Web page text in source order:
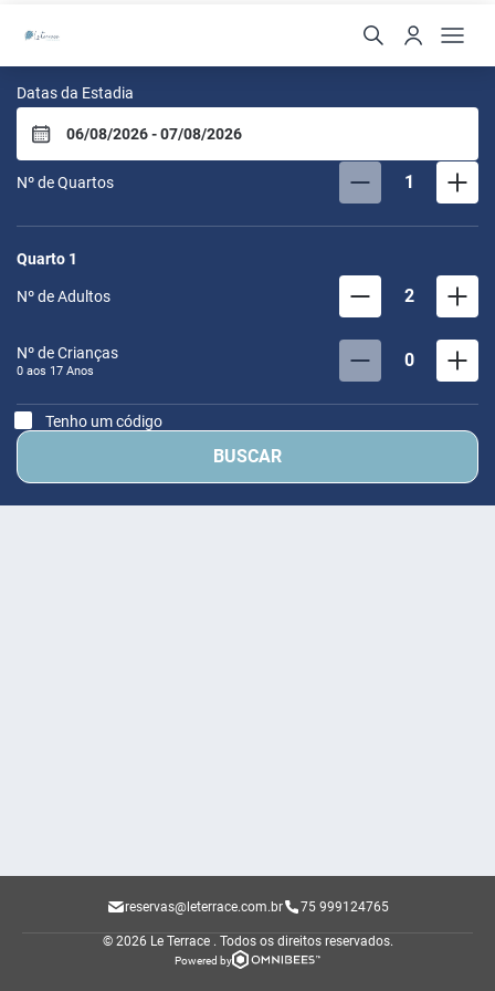
Le Terrace
Datas da Estadia
Nº de Quartos 1
Quarto 1
Nº de Adultos 2
Nº de Crianças
0 aos 17 Anos 0
Tenho um código
BUSCAR
reservas@leterrace.com.br 75 999124765
© 2026 Le Terrace . Todos os direitos reservados.
Powered by